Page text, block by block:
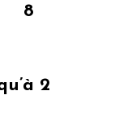
2